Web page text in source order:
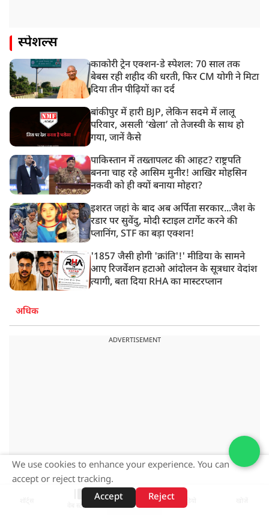
स्पेशल्स
काकोरी ट्रेन एक्शन-डे स्पेशल: 70 साल तक
बेबस रही शहीद की धरती, फिर CM योगी ने मिटा
दिया तीन पीढ़ियों का दर्द
बांकीपुर में हारी BJP, लेकिन सदमे में लालू
परिवार, असली ‘खेला’ तो तेजस्वी के साथ हो
गया, जानें कैसे
पाकिस्तान में तख्तापलट की आहट? राष्ट्रपति
बनना चाह रहे आसिम मुनीर! आखिर मोहसिन
नकवी को ही क्यों बनाया मोहरा?
इशरत जहां के बाद अब अर्पिता सरकार...जैश के
रडार पर सुवेंदु, मोदी स्टाइल टार्गेट करने की
प्लानिंग, STF का बड़ा एक्शन!
'1857 जैसी होगी 'क्रांति'!' मीडिया के सामने
आए रिजर्वेशन हटाओ आंदोलन के सूत्रधार वेदांश
त्यागी, बता दिया RHA का मास्टरप्लान
अधिक
ADVERTISEMENT
वेब स्टोरीज़
We use cookies to enhance your experience. You can
accept or reject tracking.
Accept
Reject